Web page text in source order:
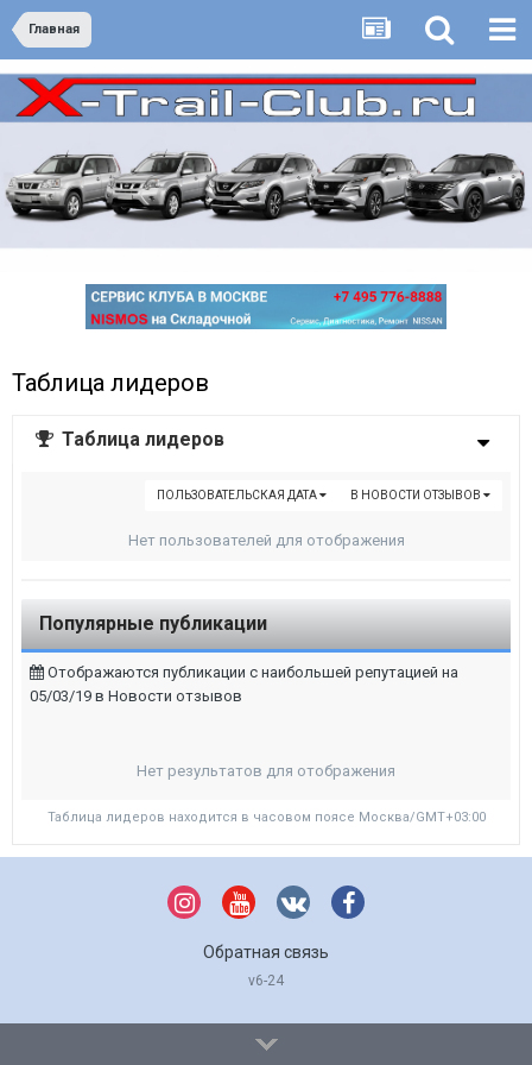
Главная
Таблица лидеров
Таблица лидеров
В НОВОСТИ ОТЗЫВОВ
ПОЛЬЗОВАТЕЛЬСКАЯ ДАТА
Нет пользователей для отображения
Популярные публикации
Отображаются публикации с наибольшей репутацией на
05/03/19 в Новости отзывов
Нет результатов для отображения
Таблица лидеров находится в часовом поясе Москва/GMT+03:00
Обратная связь
v6-24